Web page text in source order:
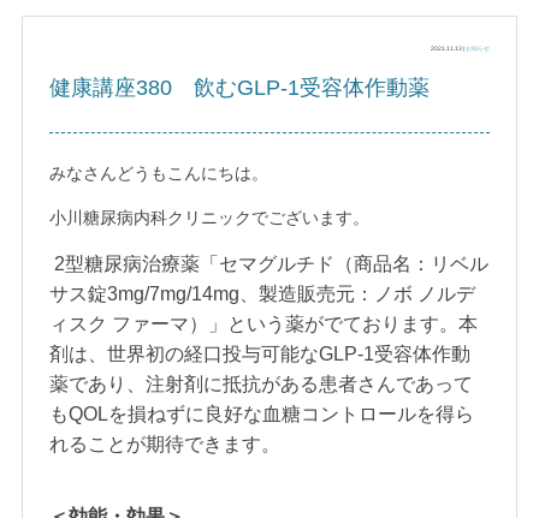
2021.11.13 |お知らせ
健康講座380 飲むGLP-1受容体作動薬
みなさんどうもこんにちは。
小川糖尿病内科クリニックでございます。
2型糖尿病治療薬「セマグルチド（商品名：リベル
サス錠3mg/7mg/14mg、製造販売元：ノボ ノルデ
ィスク ファーマ）」という薬がでております。本
剤は、世界初の経口投与可能なGLP-1受容体作動
薬であり、注射剤に抵抗がある患者さんであって
もQOLを損ねずに良好な血糖コントロールを得ら
れることが期待できます。